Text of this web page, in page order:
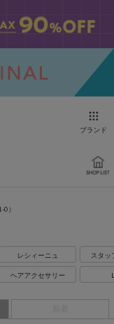
ブランド
0）
レシィーニュ
ヘアアクセサリー
スタッ